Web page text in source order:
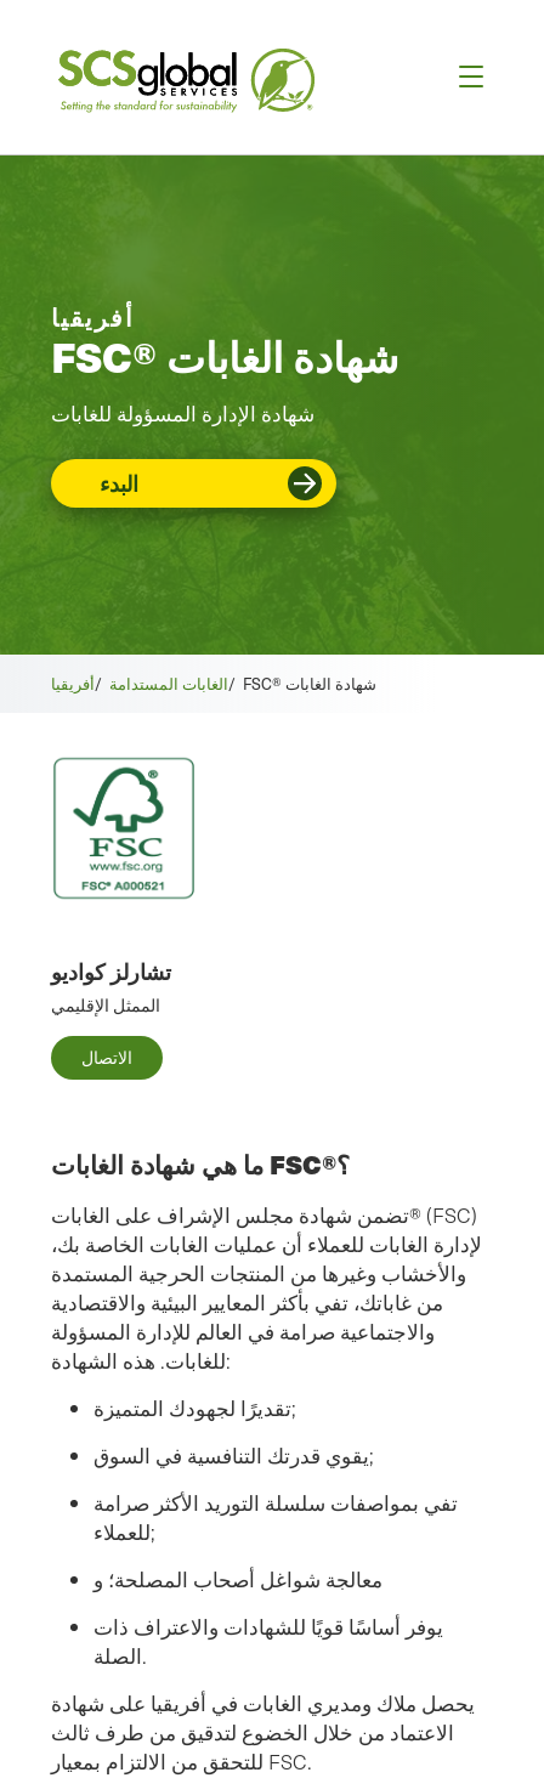
أفريقيا
FSC® شهادة الغابات
شهادة الإدارة المسؤولة للغابات
البدء
أفريقيا/ الغابات المستدامة/ FSC® شهادة الغابات
تشارلز كواديو
الممثل الإقليمي
الاتصال
ما هي شهادة الغابات FSC®؟
تضمن شهادة مجلس الإشراف على الغابات® (FSC)
لإدارة الغابات للعملاء أن عمليات الغابات الخاصة بك،
والأخشاب وغيرها من المنتجات الحرجية المستمدة
من غاباتك، تفي بأكثر المعايير البيئية والاقتصادية
والاجتماعية صرامة في العالم للإدارة المسؤولة
للغابات. هذه الشهادة:
تقديرًا لجهودك المتميزة;
يقوي قدرتك التنافسية في السوق;
تفي بمواصفات سلسلة التوريد الأكثر صرامة
للعملاء;
معالجة شواغل أصحاب المصلحة؛ و
يوفر أساسًا قويًا للشهادات والاعتراف ذات
الصلة.
يحصل ملاك ومديري الغابات في أفريقيا على شهادة
الاعتماد من خلال الخضوع لتدقيق من طرف ثالث
للتحقق من الالتزام بمعيار FSC.